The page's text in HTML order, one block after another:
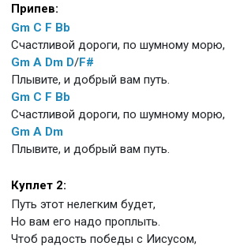
Припев:
Gm C F Bb
Счастливой дороги, по шумному морю,
Gm A Dm D/F#
Плывите, и добрый вам путь.
Gm C F Bb
Счастливой дороги, по шумному морю,
Gm A Dm
Плывите, и добрый вам путь.
Куплет 2:
Путь этот нелегким будет,
Но вам его надо проплыть.
Чтоб радость победы с Иисусом,